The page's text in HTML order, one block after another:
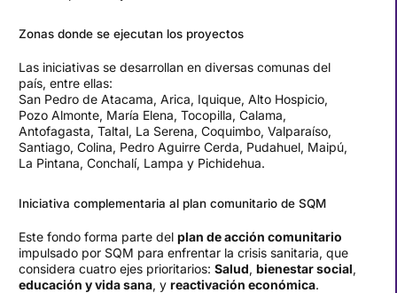
Zonas donde se ejecutan los proyectos
Las iniciativas se desarrollan en diversas comunas del
país, entre ellas:
San Pedro de Atacama, Arica, Iquique, Alto Hospicio,
Pozo Almonte, María Elena, Tocopilla, Calama,
Antofagasta, Taltal, La Serena, Coquimbo, Valparaíso,
Santiago, Colina, Pedro Aguirre Cerda, Pudahuel, Maipú,
La Pintana, Conchalí, Lampa y Pichidehua.
Iniciativa complementaria al plan comunitario de SQM
Este fondo forma parte del plan de acción comunitario
impulsado por SQM para enfrentar la crisis sanitaria, que
considera cuatro ejes prioritarios: Salud, bienestar social,
educación y vida sana, y reactivación económica.